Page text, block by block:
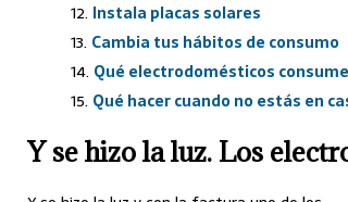
Instala placas solares
Cambia tus hábitos de consumo
Qué electrodomésticos
Qué hacer cuando no estás en
Y se hizo la luz. Los